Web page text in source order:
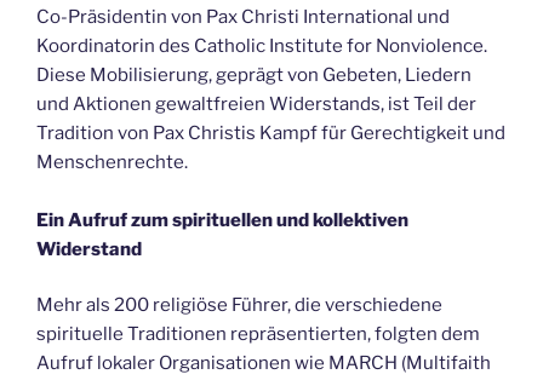
Co-Präsidentin von Pax Christi International und
Koordinatorin des Catholic Institute for Nonviolence.
Diese Mobilisierung, geprägt von Gebeten, Liedern
und Aktionen gewaltfreien Widerstands, ist Teil der
Tradition von Pax Christis Kampf für Gerechtigkeit und
Menschenrechte.
Ein Aufruf zum spirituellen und kollektiven
Widerstand
Mehr als 200 religiöse Führer, die verschiedene
spirituelle Traditionen repräsentierten, folgten dem
Aufruf lokaler Organisationen wie MARCH (Multifaith